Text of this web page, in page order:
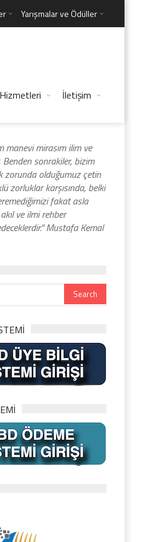
Yarışmalar ve Ödüller
İletişim
manevi mirasım ilim ve
Benden sonrakiler, bizim
zorunda olduğumuz çetin
zorluklar karşısında, belki
fakat asla
ve ilmi rehber
Mustafa Kemal